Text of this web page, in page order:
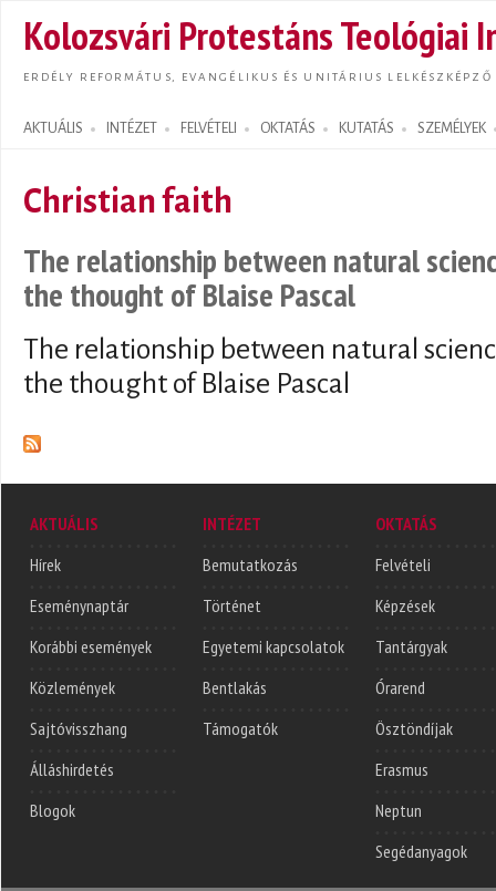
Kolozsvári Protestáns Teológiai
ERDÉLY REFORMÁTUS, EVANGÉLIKUS ÉS UNITÁRIUS LELKÉSZKÉPZŐ
AKTUÁLIS INTÉZET FELVÉTELI OKTATÁS KUTATÁS SZEMÉLYEK
Search form
Christian faith
The relationship between natural
the thought of Blaise Pascal
The relationship between natural
the thought of Blaise Pascal
AKTUÁLIS
Hírek
Eseménynaptár
Korábbi események
Közlemények
Sajtóvisszhang
Álláshirdetés
Blogok
INTÉZET
Bemutatkozás
Történet
Egyetemi kapcsolatok
Bentlakás
Támogatók
OKTATÁS
Felvételi
Képzések
Tantárgyak
Órarend
Ösztöndíjak
Erasmus
Neptun
Segédanyagok